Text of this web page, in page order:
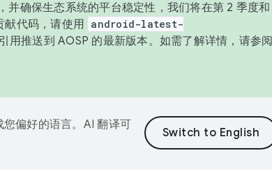
确保生态系统的平台稳定性，我们将在第 2 季度和
献代码，请使用 android-latest-
用推送到 AOSP 的最新版本。如需了解详情，请参阅
偏好的语言。AI 翻译可